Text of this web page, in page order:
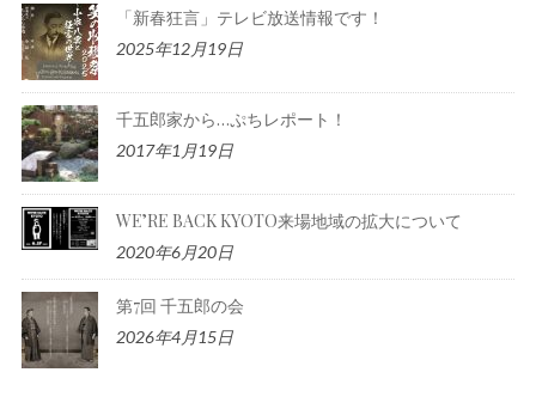
「新春狂言」テレビ放送情報です！
2025年12月19日
千五郎家から…ぷちレポート！
2017年1月19日
WE’RE BACK KYOTO来場地域の拡大について
2020年6月20日
第7回 千五郎の会
2026年4月15日